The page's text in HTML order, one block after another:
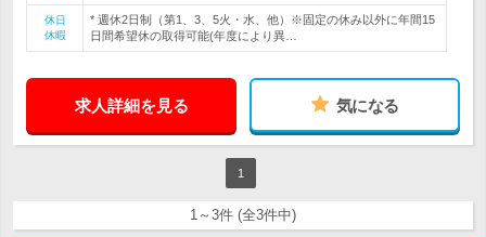
休日
休暇
* 週休2日制（第1、3、5火・水、他）※固定の休み以外に年間15
日間希望休の取得可能(年度により異…
求人詳細を見る 気になる
1
1～3件 (全3件中)